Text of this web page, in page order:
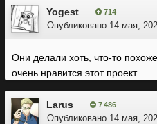
Yogest 714
Опубликовано 14 мая,
Они делали хоть, что-то
очень нравится этот проект.
Larus 7 486
Опубликовано 14 мая,